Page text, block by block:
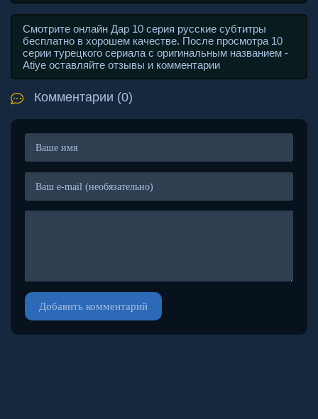
Смотрите онлайн Дар 10 серия русские субтитры
бесплатно в хорошем качестве. После просмотра 10
серии турецкого сериала с оригинальным названием -
Atiye оставляйте отзывы и комментарии
Комментарии (0)
Добавить комментарий